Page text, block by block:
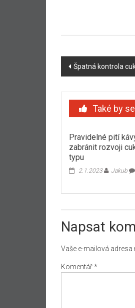
Navigace
Špatná kontrola
Také by
Pravidelné pití
zabránit rozvoji
typu
2.1.2023 Jakub
Napsat
Vaše e-mailová adresa
Komentář*